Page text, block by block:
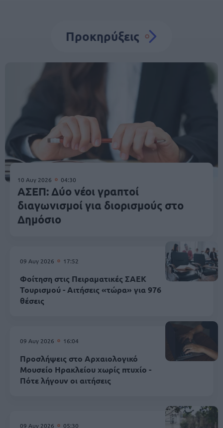
Προκηρύξεις
10 Αυγ 2026 04:30
ΑΣΕΠ: Δύο νέοι γραπτοί
διαγωνισμοί για διορισμούς στο
Δημόσιο
09 Αυγ 2026 17:52
Φοίτηση στις Πειραματικές ΣΑΕΚ
Τουρισμού - Αιτήσεις «τώρα» για 976
θέσεις
09 Αυγ 2026 16:04
Προσλήψεις στο Αρχαιολογικό
Μουσείο Ηρακλείου χωρίς πτυχίο -
Πότε λήγουν οι αιτήσεις
09 Αυγ 2026 05:30